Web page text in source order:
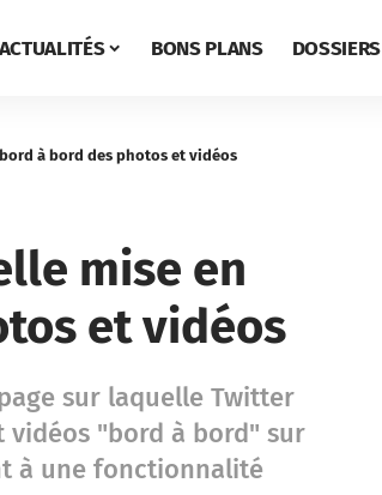
ACTUALITÉS BONS PLANS DOSSIERS
à bord des photos et vidéos
mise en
et vidéos
sur laquelle Twitter
"bord à bord" sur
à une fonctionnalité